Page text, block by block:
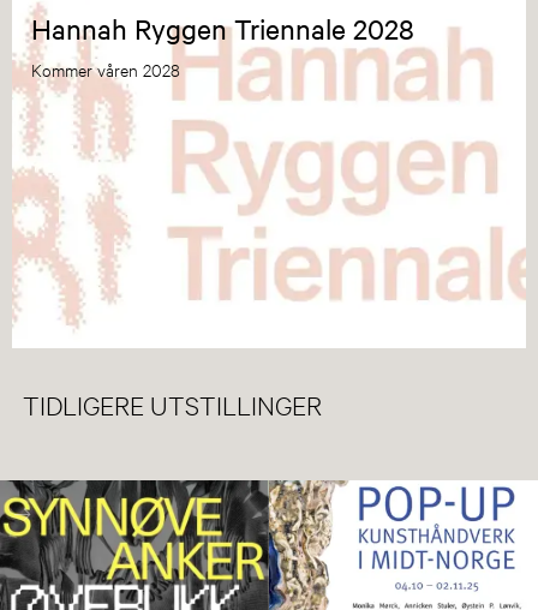
Hannah Ryggen Triennale 2028
Kommer våren 2028
TIDLIGERE UTSTILLINGER